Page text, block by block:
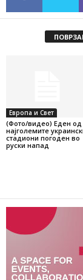
Европа и Свет
(Фото/видео) Еден од
најголемите
стадиони погоден во
руски напад